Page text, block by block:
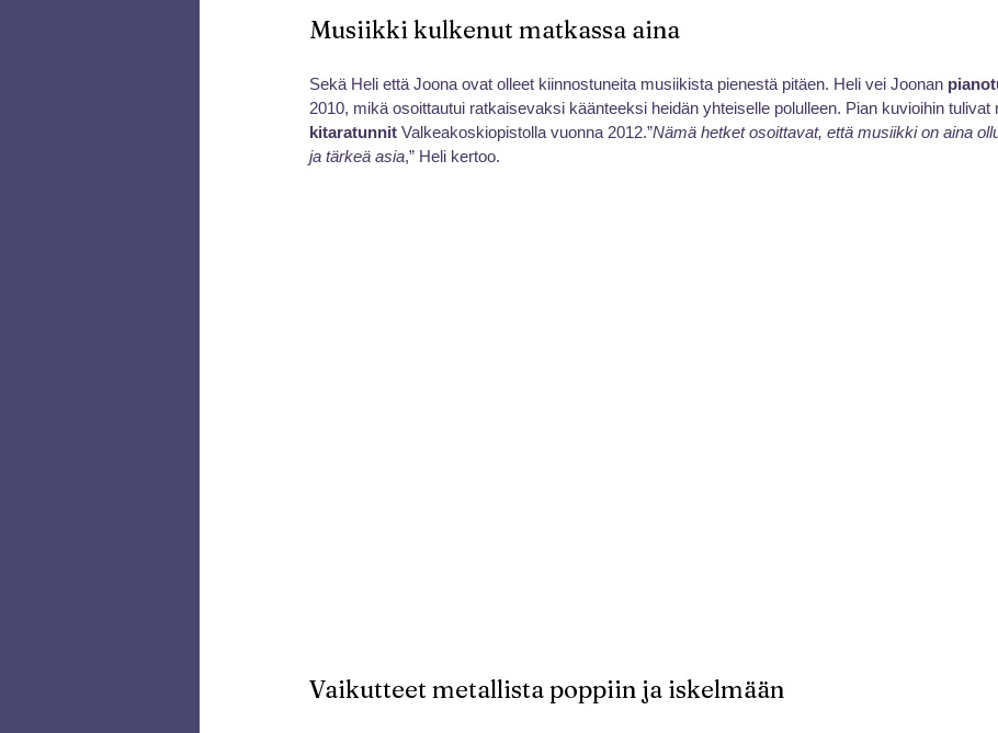
Musiikki kulkenut matkassa aina
Sekä Heli että Joona ovat olleet kiinnostuneita musiikista pienestä pitäen. Heli vei Joonan
2010, mikä osoittautui ratkaisevaksi käänteeksi heidän yhteiselle polulleen. Pian kuvioihin tulivat
kitaratunnit Valkeakoskiopistolla vuonna 2012.”Nämä hetket osoittavat, että musiikki on aina
ja tärkeä asia,” Heli kertoo.
Vaikutteet metallista poppiin ja iskelmään